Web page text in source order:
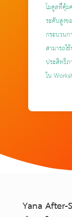
โมดูลที่คุ้ม
ระดับสูง
กระบวน
สามารถใ
ประสิทธิ
ใน
Yana After-